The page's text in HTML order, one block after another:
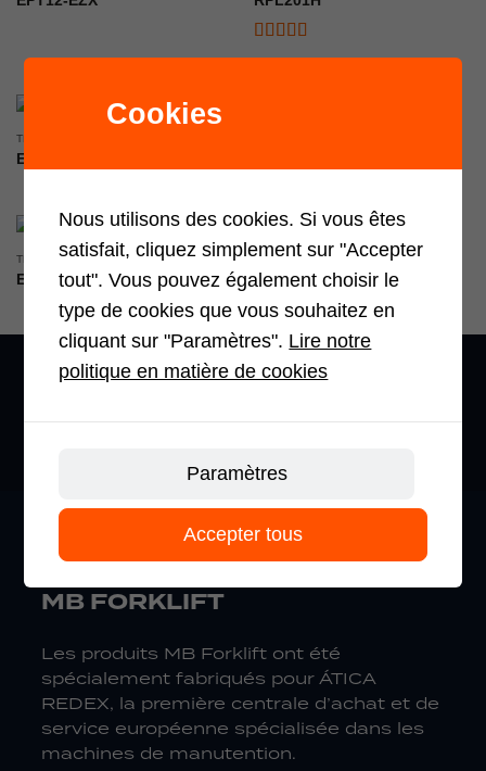
Note5sur 5
ET15MH-P-F
TRANSPALETTE À CONDUCTEUR ACCOMPAGNANT
EPT20-20WA EPT20-20RAS
MB FORKLIFT
Les produits MB Forklift ont été
spécialement fabriqués pour ÁTICA
REDEX, la première centrale d’achat et de
service européenne spécialisée dans les
machines de manutention.
Cookies
Nous utilisons des cookies. Si vous êtes
satisfait, cliquez simplement sur "Accepter
tout". Vous pouvez également choisir le
type de cookies que vous souhaitez en
cliquant sur "Paramètres". Lire notre
politique en matière de cookies
Paramètres
Accepter tous